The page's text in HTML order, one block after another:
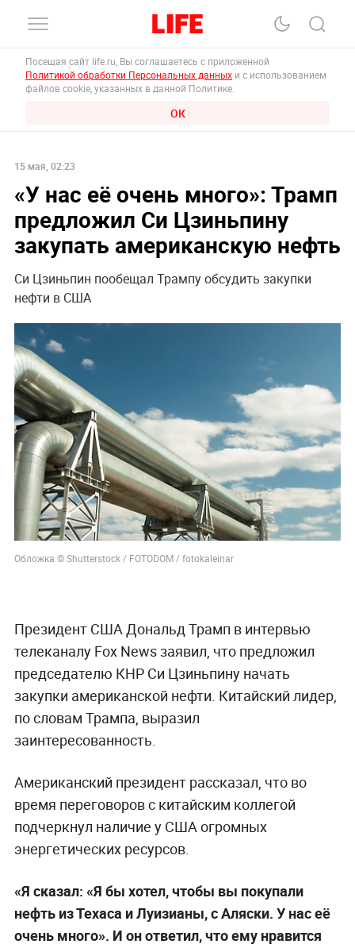
Посещая сайт life.ru, Вы соглашаетесь с приложенной
Политикой обработки Персональных данных и с использованием
файлов cookie, указанных в данной Политике.
ОК
15 мая, 02:23
«У нас её очень много»: Трамп
предложил Си Цзиньпину
закупать американскую нефть
Си Цзиньпин пообещал Трампу обсудить закупки
нефти в США
Обложка © Shutterstock / FOTODOM / fotokaleinar
Президент США Дональд Трамп в интервью
телеканалу Fox News заявил, что предложил
председателю КНР Си Цзиньпину начать
закупки американской нефти. Китайский лидер,
по словам Трампа, выразил
заинтересованность.
Американский президент рассказал, что во
время переговоров с китайским коллегой
подчеркнул наличие у США огромных
энергетических ресурсов.
«Я сказал: «Я бы хотел, чтобы вы покупали
нефть из Техаса и Луизианы, с Аляски. У нас её
очень много». И он ответил, что ему нравится